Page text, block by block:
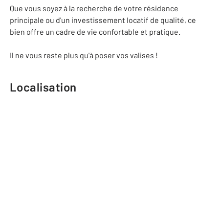
Que vous soyez à la recherche de votre résidence
principale ou d'un investissement locatif de qualité, ce
bien offre un cadre de vie confortable et pratique.
Il ne vous reste plus qu'à poser vos valises !
Localisation